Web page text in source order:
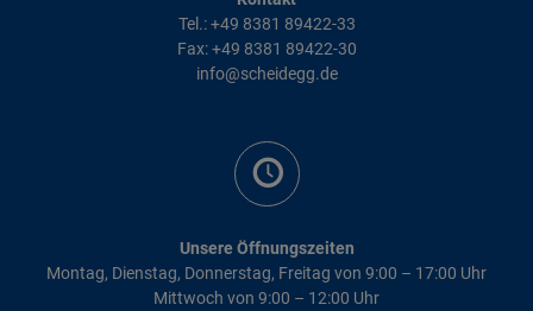
Tel.: +49 8381 89422-33
Fax: +49 8381 89422-30
info@scheidegg.de
Unsere Öffnungszeiten
Montag, Dienstag, Donnerstag, Freitag von 9:00 – 17:00 Uhr
Mittwoch von 9:00 – 12:00 Uhr